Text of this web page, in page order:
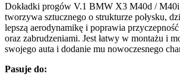
Dokładki progów V.1 BMW X3 M40d /
tworzywa sztucznego o strukturze połysku,
lepszą aerodynamikę i poprawia
oraz zabrudzeniami. Jest łatwy w montażu i
swojego auta i dodanie mu nowoczesnego
Pasuje do: